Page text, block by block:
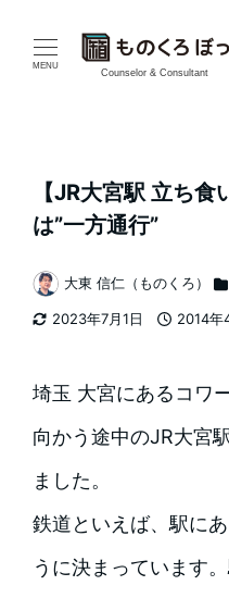
MENU
Counselor & Consultant
【JR大宮駅 立ち
は”一方通行”
2023年7月1日
2014年
著
者
大東 信仁（ものくろ） カ
埼玉 大宮にあるコワ
向かう途中のJR大宮
ました。
鉄道といえば、駅に
うに決まっています